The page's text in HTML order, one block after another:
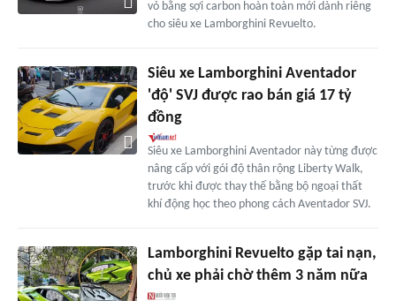
vỏ bằng sợi carbon hoàn toàn mới dành riêng
cho siêu xe Lamborghini Revuelto.
Siêu xe Lamborghini Aventador
'độ' SVJ được rao bán giá 17 tỷ
đồng
Siêu xe Lamborghini Aventador này từng được
nâng cấp với gói độ thân rộng Liberty Walk,
trước khi được thay thế bằng bộ ngoại thất
khí động học theo phong cách Aventador SVJ.
Lamborghini Revuelto gặp tai nạn,
chủ xe phải chờ thêm 3 năm nữa